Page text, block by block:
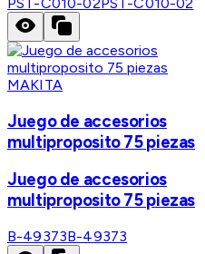
MAKITA
Juego de accesorios
multiproposito 75 piezas
Juego de accesorios
multiproposito 75 piezas
B-49373B-49373